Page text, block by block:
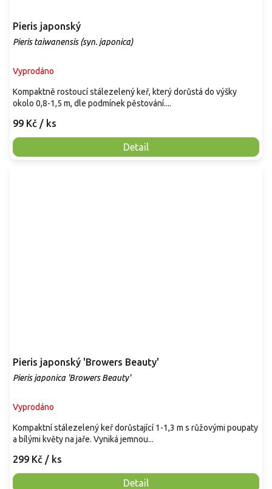
Pieris japonský
Pieris taiwanensis (syn. japonica)
Vyprodáno
99 Kč / ks
Detail
Kompaktně rostoucí stálezelený keř, který dorůstá do výšky
okolo 0,8-1,5 m, dle podmínek pěstování....
Pieris japonský 'Browers Beauty'
Pieris japonica 'Browers Beauty'
Vyprodáno
299 Kč / ks
Detail
Kompaktní stálezelený keř dorůstající 1-1,3 m s růžovými poupaty
a bílými květy na jaře. Vyniká jemnou...